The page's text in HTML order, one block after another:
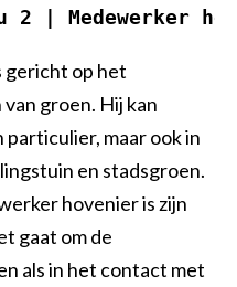
& Waterbouw
Civiel
en mobiele werktuigen
infra
gww
(mvo)
5
L-V
Nootdorp
maken
2 | Medewerker
gericht op het
groen. Hij kan
maar ook in
en stadsgroen.
hovenier is zijn
gaat om de
als in het contact met